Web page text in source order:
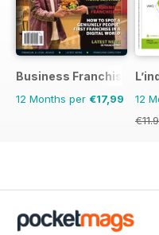
Business Franchise
12 Months per €17,99 12